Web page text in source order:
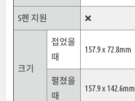
S펜 지원 ❌
크기
접었을
때
157.9 x 72.8mm
펼쳤을
때
157.9 x 142.6mm